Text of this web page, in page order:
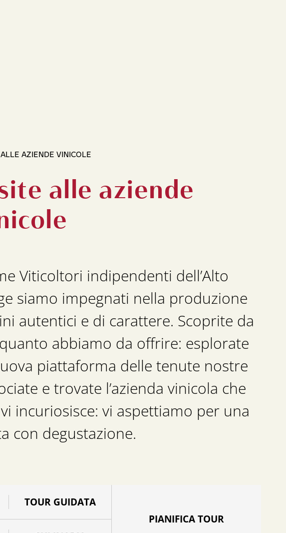
AZIENDE VINICOLE
alle aziende
Viticoltori indipendenti dell’Alto
siamo impegnati nella produzione
autentici e di carattere. Scoprite da
abbiamo da offrire: esplorate
piattaforma delle tenute nostre
e trovate l’azienda vinicola che
incuriosisce: vi aspettiamo per una
con degustazione.
TOUR GUIDATA
PIANIFICA TOUR